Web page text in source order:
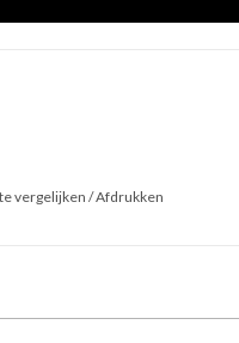
vergelijken /Afdrukken